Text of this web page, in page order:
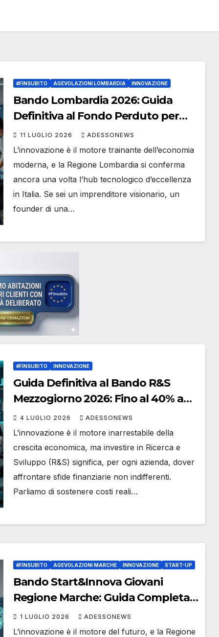
#FINSUBITO AGEVOLAZIONI LOMBARDIA INNOVAZIONE
Bando Lombardia 2026: Guida
Definitiva al Fondo Perduto per
Startup Innovative al fianco di
#Finsubito – #Adessonews –
#Finsubito – Adessonews
11 LUGLIO 2026 ADESSONEWS
L’innovazione è il motore trainante dell’economia
moderna, e la Regione Lombardia si conferma
ancora una volta l’hub tecnologico d’eccellenza
in Italia. Se sei un imprenditore visionario, un
founder di una…
#FINSUBITO INNOVAZIONE
Guida Definitiva al Bando R&S
Mezzogiorno 2026: Fino al 40% a
Fondo Perduto per l’Innovazione –
Strategie e Soluzioni con
#Finsubito – #Adessonews –
#Finsubito – Adessonews
4 LUGLIO 2026 ADESSONEWS
L’innovazione è il motore inarrestabile della
crescita economica, ma investire in Ricerca e
Sviluppo (R&S) significa, per ogni azienda, dover
affrontare sfide finanziarie non indifferenti.
Parliamo di sostenere costi reali…
#FINSUBITO AGEVOLAZIONI MARCHE INNOVAZIONE START-UP
Bando Start&Innova Giovani
Regione Marche: Guida Completa
per Lanciare la tua Start-up con
#Finsubito – #Adessonews –
1 LUGLIO 2026 ADESSONEWS
L’innovazione è il motore del futuro, e la Regione